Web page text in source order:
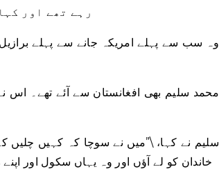
رہے تھے اور
وہ سب سے پہلے امریکہ جانے سے پہلے
محمد سلیم بھی افغانستان سے آئے تھے۔ اس
سلیم نے کہا، \”میں نے سوچا کہ کہیں چلیں
خاندان کو لے آؤں اور وہ یہاں سکول اور